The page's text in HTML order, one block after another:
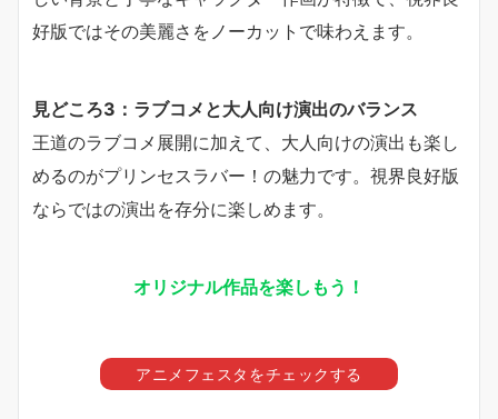
好版ではその美麗さをノーカットで味わえます。
見どころ3：ラブコメと大人向け演出のバランス
王道のラブコメ展開に加えて、大人向けの演出も楽し
めるのがプリンセスラバー！の魅力です。視界良好版
ならではの演出を存分に楽しめます。
オリジナル作品を楽しもう！
アニメフェスタをチェックする